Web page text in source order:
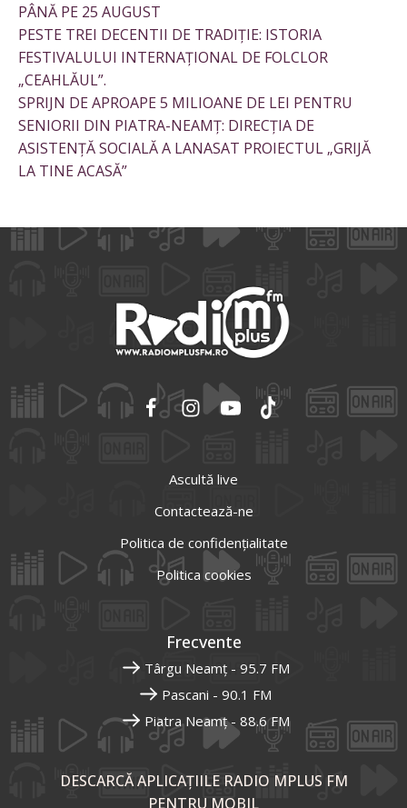
PÂNĂ PE 25 AUGUST
PESTE TREI DECENTII DE TRADIȚIE: ISTORIA
FESTIVALULUI INTERNAȚIONAL DE FOLCLOR
„CEAHLĂUL”.
SPRIJN DE APROAPE 5 MILIOANE DE LEI PENTRU
SENIORII DIN PIATRA-NEAMȚ: DIRECȚIA DE
ASISTENȚĂ SOCIALĂ A LANASAT PROIECTUL „GRIJĂ
LA TINE ACASĂ”
Ascultă live
Contactează-ne
Politica de confidențialitate
Politica cookies
Frecvente
Târgu Neamț - 95.7 FM
Pascani - 90.1 FM
Piatra Neamț - 88.6 FM
DESCARCĂ APLICAȚIILE RADIO MPLUS FM
PENTRU MOBIL